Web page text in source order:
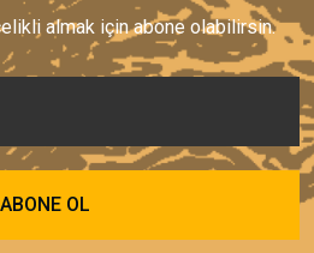
almak için abone olabilirsin.